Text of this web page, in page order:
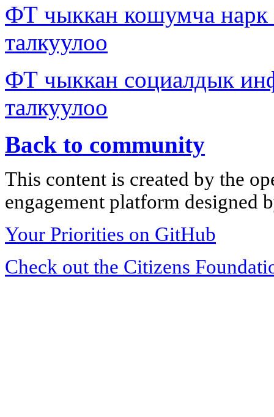
ФТ чыккан кошумча
талкуулоо
ФТ чыккан социалдык
талкуулоо
Back to community
This content is created by the
engagement platform designed
Your Priorities on GitHub
Check out the Citizens